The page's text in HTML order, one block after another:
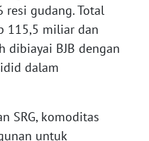
resi gudang. Total
115,5 miliar dan
dibiayai BJB dengan
dalam
SRG, komoditas
untuk